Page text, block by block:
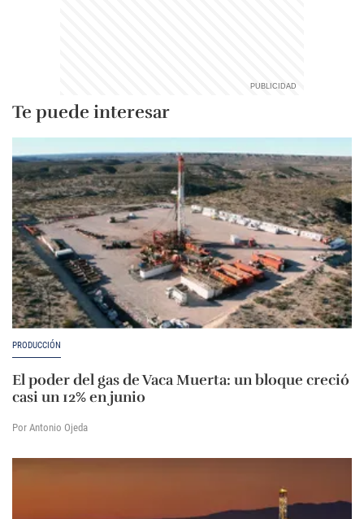
Te puede interesar
PRODUCCIÓN
El poder del gas de Vaca Muerta: un bloque creció
casi un 12% en junio
Por Antonio Ojeda